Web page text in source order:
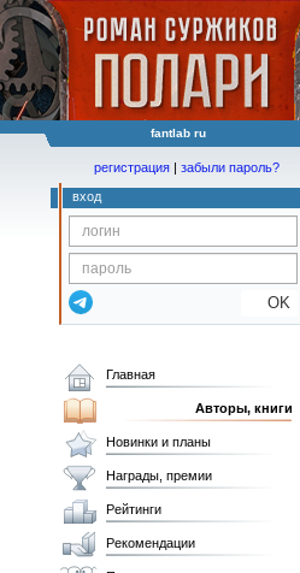
fantlab ru
регистрация | забыли пароль?
вход
OK
Главная
Авторы, книги
Новинки и планы
Награды, премии
Рейтинги
Рекомендации